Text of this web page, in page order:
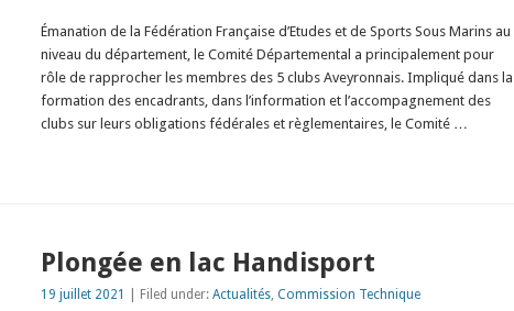
Émanation de la Fédération Française d’Etudes et de Sports Sous Marins au
niveau du département, le Comité Départemental a principalement pour
rôle de rapprocher les membres des 5 clubs Aveyronnais. Impliqué dans la
formation des encadrants, dans l’information et l’accompagnement des
clubs sur leurs obligations fédérales et règlementaires, le Comité …
Plongée en lac Handisport
19 juillet 2021 | Filed under:Actualités,Commission Technique